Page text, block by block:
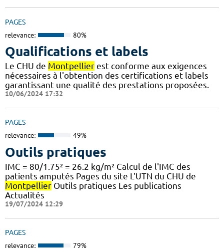
PAGES
relevance: 80%
Qualifications et labels
Le CHU de Montpellier est conforme aux exigences
nécessaires à l'obtention des certifications et labels
garantissant une qualité des prestations proposées.
10/06/2024 17:32
PAGES
relevance: 49%
Outils pratiques
IMC = 80/1.75² = 26.2 kg/m² Calcul de l'IMC des
patients amputés Pages du site L'UTN du CHU de
Montpellier Outils pratiques Les publications
Actualités
19/07/2024 12:29
PAGES
relevance: 79%